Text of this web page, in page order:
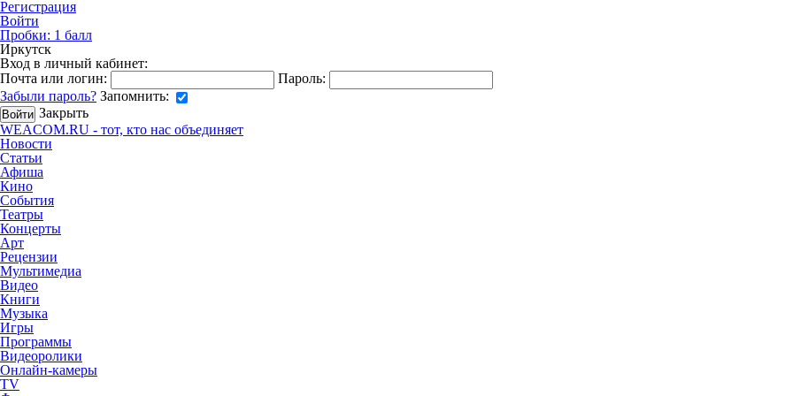
Регистрация
Войти
Пробки: 1 балл
Иркутск
Вход в личный кабинет:
Почта или логин:
Пароль:
Забыли пароль? Запомнить:
Закрыть
WEACOM.RU - тот, кто нас объединяет
Новости
Статьи
Афиша
Кино
События
Театры
Концерты
Арт
Рецензии
Мультимедиа
Видео
Книги
Музыка
Игры
Программы
Видеоролики
Онлайн-камеры
TV